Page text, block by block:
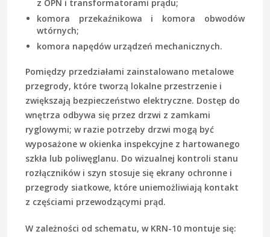
z OPN i transformatorami prądu;
komora przekaźnikowa i komora obwodów
wtórnych;
komora napędów urządzeń mechanicznych.
Pomiędzy przedziałami zainstalowano metalowe
przegrody, które tworzą lokalne przestrzenie i
zwiększają bezpieczeństwo elektryczne. Dostęp do
wnętrza odbywa się przez drzwi z zamkami
ryglowymi; w razie potrzeby drzwi mogą być
wyposażone w okienka inspekcyjne z hartowanego
szkła lub poliwęglanu. Do wizualnej kontroli stanu
rozłączników i szyn stosuje się ekrany ochronne i
przegrody siatkowe, które uniemożliwiają kontakt
z częściami przewodzącymi prąd.
W zależności od schematu, w KRN-10 montuje się: